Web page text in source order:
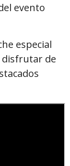
evento
especial
disfrutar de